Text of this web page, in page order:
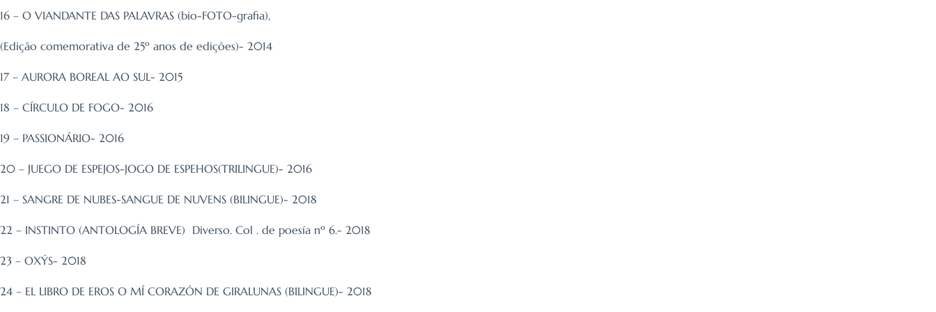
16 – O VIANDANTE DAS PALAVRAS (bio-FOTO-grafia),
(Edição comemorativa de 25º anos de edições)- 2014
17 – AURORA BOREAL AO SUL- 2015
18 – CÍRCULO DE FOGO- 2016
19 – PASSIONÁRIO- 2016
20 – JUEGO DE ESPEJOS-JOGO DE ESPEHOS(TRILINGUE)- 2016
21 – SANGRE DE NUBES-SANGUE DE NUVENS (BILINGUE)- 2018
22 – INSTINTO (ANTOLOGÍA BREVE) Diverso. Col . de poesía nº 6.- 2018
23 – OXÝS- 2018
24 – EL LIBRO DE EROS O MÍ CORAZÓN DE GIRALUNAS (BILINGUE)- 2018